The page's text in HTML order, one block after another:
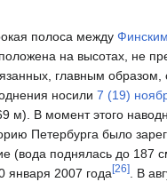
полоса между
на высотах, не
главным образом,
носили 7 (19)
м). В момент этого
Петербурга было
(вода поднялась до 187
января 2007 года[26]. В